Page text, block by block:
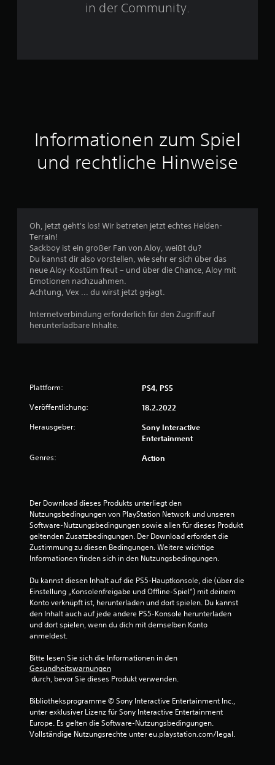
n
u
s
5
B
r
in der Community.
Informationen zum Spiel
und rechtliche Hinweise
Oh, jetzt geht's los! Wir betreten jetzt echtes Helden-
Terrain!
Sackboy ist ein großer Fan von Aloy, weißt du?
Du kannst dir also vorstellen, wie sehr er sich über das
neue Aloy-Kostüm freut – und über die Chance, Aloy mit
Emotionen nachzuahmen.
Achtung, Vex ... du wirst jetzt gejagt.
Internetverbindung erforderlich für den Zugriff auf
herunterladbare Inhalte.
Plattform: PS4, PS5
Veröffentlichung: 18.2.2022
Herausgeber:
Sony Interactive
Entertainment
Genres: Action
Der Download dieses Produkts unterliegt den
Nutzungsbedingungen von PlayStation Network und unseren
Software-Nutzungsbedingungen sowie allen für dieses Produkt
geltenden Zusatzbedingungen. Der Download erfordert die
Zustimmung zu diesen Bedingungen. Weitere wichtige
Informationen finden sich in den Nutzungsbedingungen.
Du kannst diesen Inhalt auf die PS5-Hauptkonsole, die (über die
Einstellung „Konsolenfreigabe und Offline-Spiel“) mit deinem
Konto verknüpft ist, herunterladen und dort spielen. Du kannst
den Inhalt auch auf jede andere PS5-Konsole herunterladen
und dort spielen, wenn du dich mit demselben Konto
anmeldest.
Bitte lesen Sie sich die Informationen in den
Gesundheitswarnungen
durch, bevor Sie dieses Produkt verwenden.
Bibliotheksprogramme © Sony Interactive Entertainment Inc.,
unter exklusiver Lizenz für Sony Interactive Entertainment
Europe. Es gelten die Software-Nutzungsbedingungen.
Vollständige Nutzungsrechte unter eu.playstation.com/legal.